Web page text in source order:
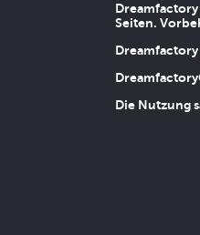
Seiten.
Die Nutzung